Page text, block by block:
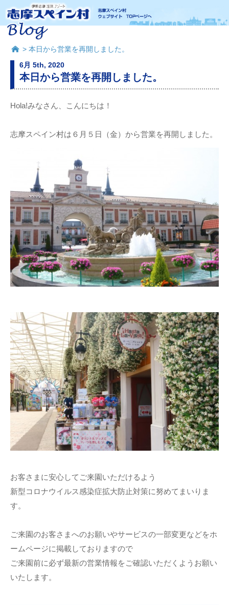
> 本日から営業を再開しました。
6月 5th, 2020
本日から営業を再開しました。
Hola!みなさん、こんにちは！
志摩スペイン村は６月５日（金）から営業を再開しました。
お客さまに安心してご来園いただけるよう
新型コロナウイルス感染症拡大防止対策に努めてまいりま
す。
ご来園のお客さまへのお願いやサービスの一部変更などをホ
ームページに掲載しておりますので
ご来園前に必ず最新の営業情報をご確認いただくようお願い
いたします。